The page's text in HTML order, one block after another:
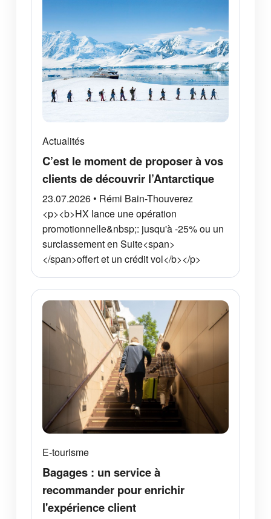
Actualités
C’est le moment de proposer à vos
clients de découvrir l’Antarctique
23.07.2026 • Rémi Bain-Thouverez
<p><b>HX lance une opération
promotionnelle&nbsp;: jusqu'à -25% ou un
surclassement en Suite<span>
</span>offert et un crédit vol</b></p>
E-tourisme
Bagages : un service à
recommander pour enrichir
l'expérience client